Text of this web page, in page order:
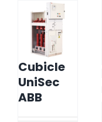
Cubicle
UniSec
ABB